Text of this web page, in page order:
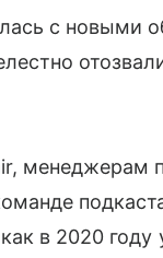
с новыми
менеджерам
в 2020